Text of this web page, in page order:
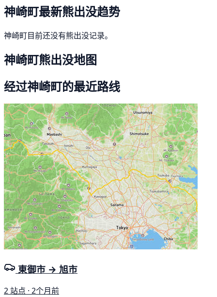
神崎町最新熊出没趋势
神崎町目前还没有熊出没记录。
神崎町熊出没地图
经过神崎町的最近路线
東御市 → 旭市
2 站点 · 2个月前